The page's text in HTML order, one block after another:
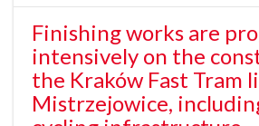
Finishing works are
intensively on the
the Kraków Fast Tram
Mistrzejowice,